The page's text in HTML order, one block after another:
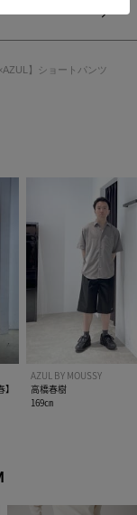
ムと一部カラー
じ生地を使用して
仕様、加工が若干
ニター環境によ
グをご確認くださ
】ショートパンツ
AZUL BY MOUSSY
高橋春樹
169㎝